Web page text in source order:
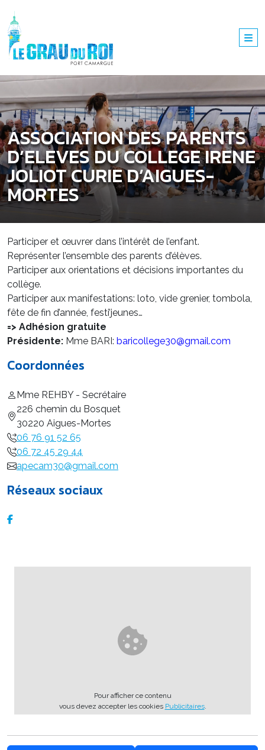
ASSOCIATION DES PARENTS
D’ELEVES DU COLLEGE IRENE
JOLIOT CURIE D’AIGUES-
MORTES
Participer et œuvrer dans l’intérêt de l’enfant.
Représenter l’ensemble des parents d’élèves.
Participer aux orientations et décisions importantes du
collège.
Participer aux manifestations: loto, vide grenier, tombola,
fête de fin d’année, festi’jeunes…
=> Adhésion gratuite
Présidente: Mme BARI: baricollege30@gmail.com
Coordonnées
Mme REHBY - Secrétaire
226 chemin du Bosquet
30220 Aigues-Mortes
06 76 91 52 65
06 72 45 29 44
apecam30@gmail.com
Réseaux sociaux
Pour afficher ce contenu
vous devez accepter les cookies Publicitaires.